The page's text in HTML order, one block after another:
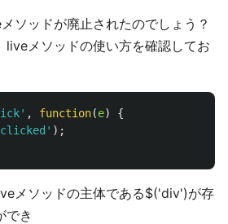
ソッドが廃止されたのでしょう？
liveメソッドの使い方を確認してお
' , function(e)
{
clicked ' );
メソッドの主体である$('div')が存
でき